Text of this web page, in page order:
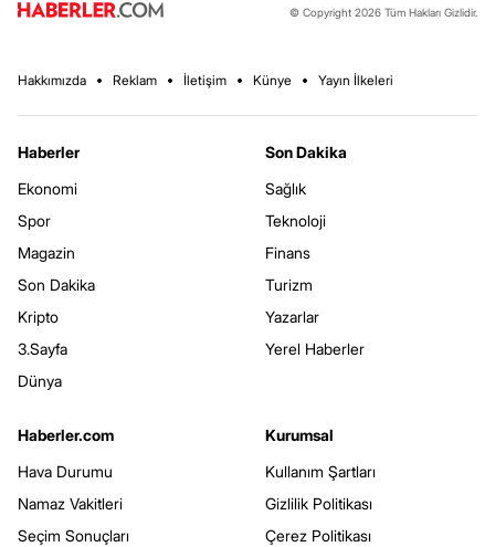
© Copyright 2026 Tüm Hakları Gizlidir.
Hakkımızda Reklam İletişim Künye Yayın İlkeleri
Haberler
Ekonomi
Spor
Magazin
Son Dakika
Kripto
3.Sayfa
Dünya
Son Dakika
Sağlık
Teknoloji
Finans
Turizm
Yazarlar
Yerel Haberler
Haberler.com
Hava Durumu
Namaz Vakitleri
Seçim Sonuçları
Kurumsal
Kullanım Şartları
Gizlilik Politikası
Çerez Politikası